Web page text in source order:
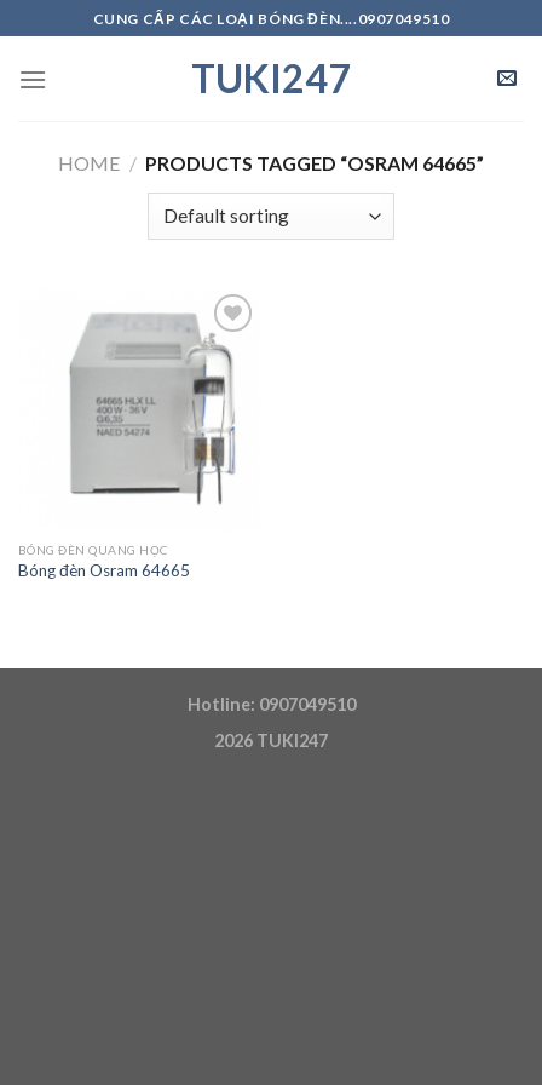
to
content
CUNG CẤP CÁC LOẠI BÓNG ĐÈN....0907049510
TUKI247
HOME / PRODUCTS TAGGED “OSRAM 64665”
Add to
Wishlist
BÓNG ĐÈN QUANG HỌC
Bóng đèn Osram 64665
Hotline: 0907049510
2026 TUKI247